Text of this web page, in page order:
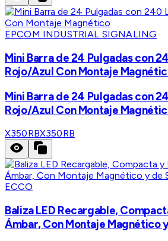
EPCOM INDUSTRIAL SIGNALING
Mini Barra de 24 Pulgadas con
Rojo/Azul Con Montaje
Mini Barra de 24 Pulgadas con
Rojo/Azul Con Montaje
X350RBX350RB
ECCO
Baliza LED Recargable,
Ámbar, Con Montaje Magnético